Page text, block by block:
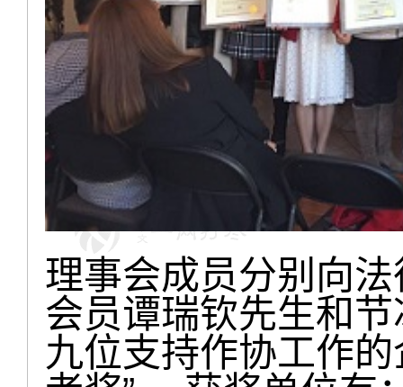
理事会成员分别向
会员谭瑞钦先生和
九位支持作协工作